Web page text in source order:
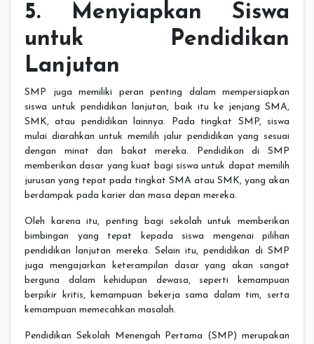
5. Menyiapkan Siswa
untuk Pendidikan
Lanjutan
SMP juga memiliki peran penting dalam mempersiapkan
siswa untuk pendidikan lanjutan, baik itu ke jenjang SMA,
SMK, atau pendidikan lainnya. Pada tingkat SMP, siswa
mulai diarahkan untuk memilih jalur pendidikan yang sesuai
dengan minat dan bakat mereka. Pendidikan di SMP
memberikan dasar yang kuat bagi siswa untuk dapat memilih
jurusan yang tepat pada tingkat SMA atau SMK, yang akan
berdampak pada karier dan masa depan mereka.
Oleh karena itu, penting bagi sekolah untuk memberikan
bimbingan yang tepat kepada siswa mengenai pilihan
pendidikan lanjutan mereka. Selain itu, pendidikan di SMP
juga mengajarkan keterampilan dasar yang akan sangat
berguna dalam kehidupan dewasa, seperti kemampuan
berpikir kritis, kemampuan bekerja sama dalam tim, serta
kemampuan memecahkan masalah.
Pendidikan Sekolah Menengah Pertama (SMP) merupakan